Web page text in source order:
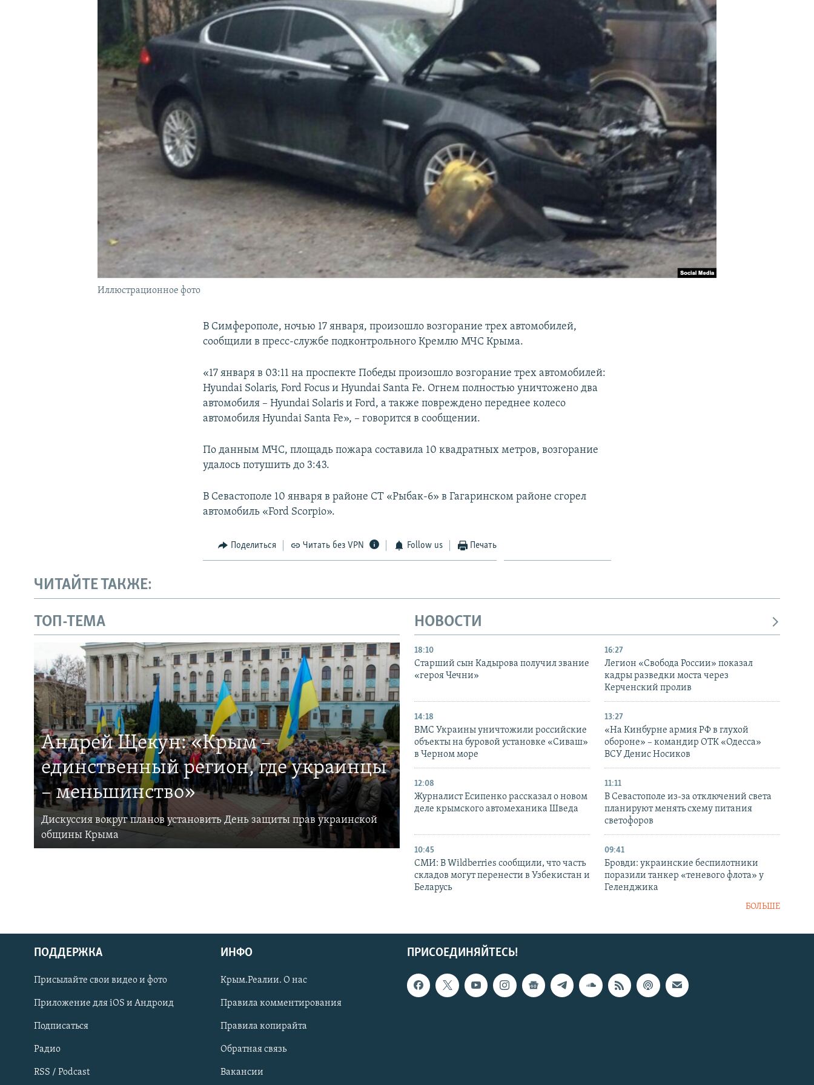
УКРАИНСКАЯ ПРОБЛЕМА КРЫМА
Українською
Qırımtatar
ПРИСОЕДИНЯЙТЕСЬ!
Иллюстрационное фото
В Симферополе, ночью 17 января, произошло возгорание трех автомобилей,
сообщили в пресс-службе подконтрольного Кремлю МЧС Крыма.
«17 января в 03:11 на проспекте Победы произошло возгорание трех автомобилей:
Hyundai Solaris, Ford Focus и Hyundai Santa Fe. Огнем полностью уничтожено два
автомобиля – Hyundai Solaris и Ford, а также повреждено переднее колесо
автомобиля Hyundai Santa Fe», – говорится в сообщении.
По данным МЧС, площадь пожара составила 10 квадратных метров, возгорание
удалось потушить до 3:43.
В Севастополе 10 января в районе СТ «Рыбак-6» в Гагаринском районе сгорел
автомобиль «Ford Scorpio».
Поделиться Читать без VPN Follow us Печать
ЧИТАЙТЕ ТАКЖЕ:
ТОП-ТЕМА
Андрей Щекун: «Крым –
единственный регион, где украинцы
– меньшинство»
Дискуссия вокруг планов установить День защиты прав украинской
общины Крыма
НОВОСТИ
18:10
Старший сын Кадырова получил звание
«героя Чечни»
16:27
Легион «Свобода России» показал
кадры разведки моста через
Керченский пролив
14:18
ВМС Украины уничтожили российские
объекты на буровой установке «Сиваш»
в Черном море
13:27
«На Кинбурне армия РФ в глухой
обороне» – командир ОТК «Одесса»
ВСУ Денис Носиков
12:08
Журналист Есипенко рассказал о новом
деле крымского автомеханика Шведа
11:11
В Севастополе из-за отключений света
планируют менять схему питания
светофоров
10:45
СМИ: В Wildberries сообщили, что часть
складов могут перенести в Узбекистан и
Беларусь
09:41
Бровди: украинские беспилотники
поразили танкер «теневого флота» у
Геленджика
БОЛЬШЕ
ПРИСОЕДИНЯЙТЕСЬ!
ПОДДЕРЖКА
Присылайте свои видео и фото
Приложение для iOS и Андроид
Подписаться
Радио
RSS / Podcast
ИНФО
Крым.Реалии. О нас
Правила комментирования
Правила копирайта
Обратная связь
Вакансии